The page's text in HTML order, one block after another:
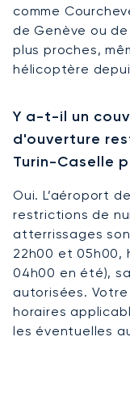
comme
de Genève ou
plus proches,
hélicoptère
Y a-t-il un
d'ouverture
Turin-Caselle
Oui. L’aéroport
restrictions de
atterrissages
22h00 et 05h00,
04h00 en été),
autorisées.
horaires
les éventuelles